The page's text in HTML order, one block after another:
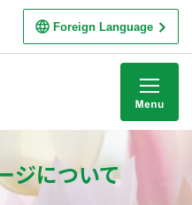
Foreign Language
ジについて